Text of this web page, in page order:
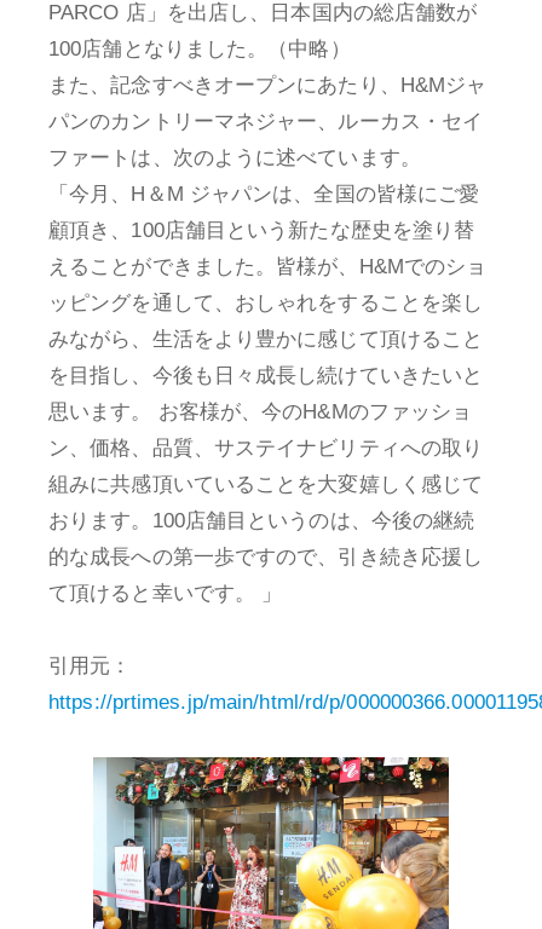
PARCO 店」を出店し、日本国内の総店舗数が
100店舗となりました。（中略）
また、記念すべきオープンにあたり、H&Mジャ
パンのカントリーマネジャー、ルーカス・セイ
ファートは、次のように述べています。
「今月、H＆M ジャパンは、全国の皆様にご愛
顧頂き、100店舗目という新たな歴史を塗り替
えることができました。皆様が、H&Mでのショ
ッピングを通して、おしゃれをすることを楽し
みながら、生活をより豊かに感じて頂けること
を目指し、今後も日々成長し続けていきたいと
思います。 お客様が、今のH&Mのファッショ
ン、価格、品質、サステイナビリティへの取り
組みに共感頂いていることを大変嬉しく感じて
おります。100店舗目というのは、今後の継続
的な成長への第一歩ですので、引き続き応援し
て頂けると幸いです。 」
引用元：
https://prtimes.jp/main/html/rd/p/